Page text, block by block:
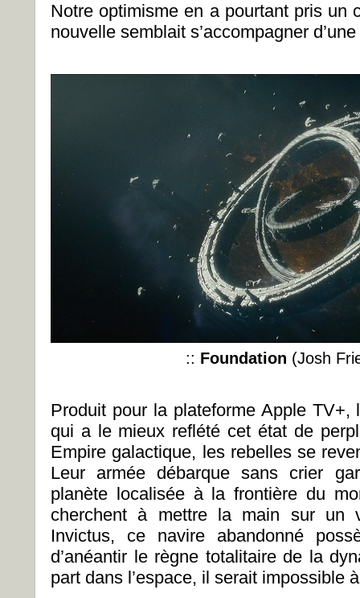
Notre optimisme en a pourtant pris un
nouvelle semblait s’accompagner
:: Foundation (Josh
Produit pour la plateforme Apple
qui a le mieux reflété cet état de
Empire galactique, les rebelles se
Leur armée débarque sans crier
planète localisée à la frontière du
cherchent à mettre la main sur un
Invictus, ce navire abandonné
d’anéantir le règne totalitaire de la
part dans l’espace, il serait impossible